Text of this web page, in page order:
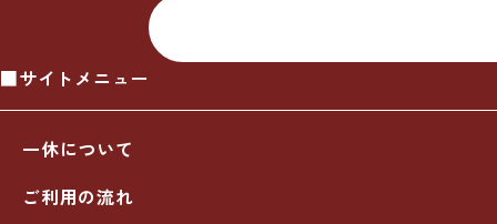
■サイトメニュー
一休について
ご利用の流れ